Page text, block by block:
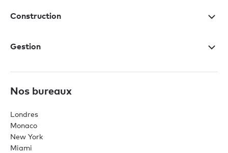
Construction
Gestion
Nos bureaux
Londres
Monaco
New York
Miami